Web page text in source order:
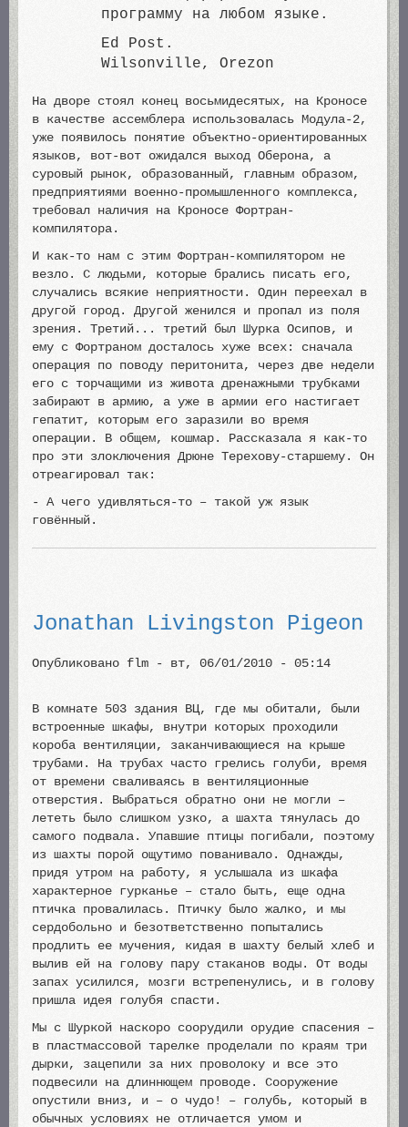
программу на любом языке.
Ed Post.
Wilsonville, Orezon
На дворе стоял конец восьмидесятых, на Кроносе
в качестве ассемблера использовалась Модула-2,
уже появилось понятие объектно-ориентированных
языков, вот-вот ожидался выход Оберона, а
суровый рынок, образованный, главным образом,
предприятиями военно-промышленного комплекса,
требовал наличия на Кроносе Фортран-
компилятора.
И как-то нам с этим Фортран-компилятором не
везло. С людьми, которые брались писать его,
случались всякие неприятности. Один переехал в
другой город. Другой женился и пропал из поля
зрения. Третий... третий был Шурка Осипов, и
ему с Фортраном досталось хуже всех: сначала
операция по поводу перитонита, через две недели
его с торчащими из живота дренажными трубками
забирают в армию, а уже в армии его настигает
гепатит, которым его заразили во время
операции. В общем, кошмар. Рассказала я как-то
про эти злоключения Дрюне Терехову-старшему. Он
отреагировал так:
- А чего удивляться-то – такой уж язык
говённый.
Jonathan Livingston Pigeon
Опубликовано flm - вт, 06/01/2010 - 05:14
В комнате 503 здания ВЦ, где мы обитали, были
встроенные шкафы, внутри которых проходили
короба вентиляции, заканчивающиеся на крыше
трубами. На трубах часто грелись голуби, время
от времени сваливаясь в вентиляционные
отверстия. Выбраться обратно они не могли –
лететь было слишком узко, а шахта тянулась до
самого подвала. Упавшие птицы погибали, поэтому
из шахты порой ощутимо пованивало. Однажды,
придя утром на работу, я услышала из шкафа
характерное гурканье – стало быть, еще одна
птичка провалилась. Птичку было жалко, и мы
сердобольно и безответственно попытались
продлить ее мучения, кидая в шахту белый хлеб и
вылив ей на голову пару стаканов воды. От воды
запах усилился, мозги встрепенулись, и в голову
пришла идея голубя спасти.
Мы с Шуркой наскоро соорудили орудие спасения –
в пластмассовой тарелке проделали по краям три
дырки, зацепили за них проволоку и все это
подвесили на длиннющем проводе. Сооружение
опустили вниз, и – о чудо! – голубь, который в
обычных условиях не отличается умом и